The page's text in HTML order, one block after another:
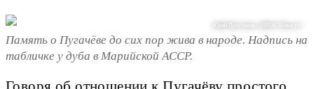
Юрий Простяков / @РИА "Новости"
Память о Пугачёве до сих пор жива в народе. Надпись на
табличке у дуба в Марийской АССР.